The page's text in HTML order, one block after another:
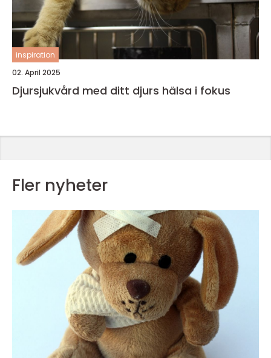
inspiration
02. April 2025
Djursjukvård med ditt djurs hälsa i fokus
Fler nyheter